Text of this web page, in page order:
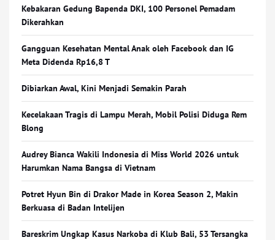
Kebakaran Gedung Bapenda DKI, 100 Personel Pemadam
Dikerahkan
Gangguan Kesehatan Mental Anak oleh Facebook dan IG
Meta Didenda Rp16,8 T
Dibiarkan Awal, Kini Menjadi Semakin Parah
Kecelakaan Tragis di Lampu Merah, Mobil Polisi Diduga Rem
Blong
Audrey Bianca Wakili Indonesia di Miss World 2026 untuk
Harumkan Nama Bangsa di Vietnam
Potret Hyun Bin di Drakor Made in Korea Season 2, Makin
Berkuasa di Badan Intelijen
Bareskrim Ungkap Kasus Narkoba di Klub Bali, 53 Tersangka